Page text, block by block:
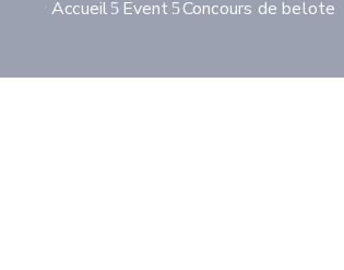
Accueil Event Concours de belote